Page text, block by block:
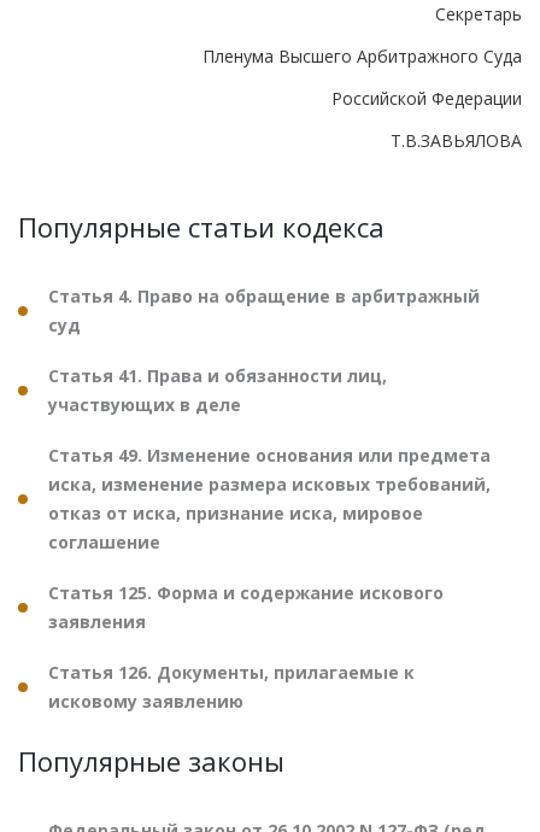
Секретарь
Пленума Высшего Арбитражного Суда
Российской Федерации
Т.В.ЗАВЬЯЛОВА
Популярные статьи кодекса
Статья 4. Право на обращение в арбитражный
суд
Статья 41. Права и обязанности лиц,
участвующих в деле
Статья 49. Изменение основания или предмета
иска, изменение размера исковых требований,
отказ от иска, признание иска, мировое
соглашение
Статья 125. Форма и содержание искового
заявления
Статья 126. Документы, прилагаемые к
исковому заявлению
Популярные законы